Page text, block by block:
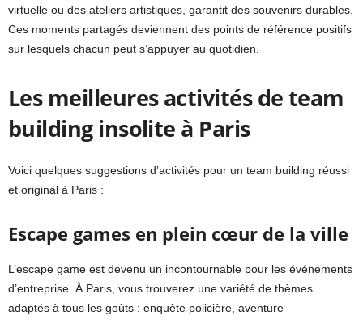
virtuelle ou des ateliers artistiques, garantit des souvenirs durables.
Ces moments partagés deviennent des points de référence positifs
sur lesquels chacun peut s’appuyer au quotidien.
Les meilleures activités de team
building insolite à Paris
Voici quelques suggestions d’activités pour un team building réussi
et original à Paris :
Escape games en plein cœur de la ville
L’escape game est devenu un incontournable pour les événements
d’entreprise. À Paris, vous trouverez une variété de thèmes
adaptés à tous les goûts : enquête policière, aventure